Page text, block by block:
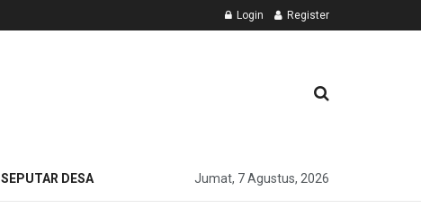
Login Register
SEPUTAR DESA Jumat, 7 Agustus, 2026